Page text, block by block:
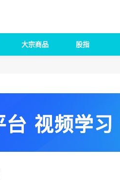
大宗商品 股指